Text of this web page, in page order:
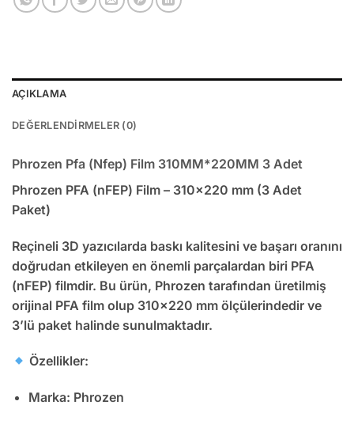
AÇIKLAMA
DEĞERLENDIRMELER (0)
Phrozen Pfa (Nfep) Film 310MM*220MM 3 Adet
Phrozen PFA (nFEP) Film – 310×220 mm (3 Adet
Paket)
Reçineli 3D yazıcılarda baskı kalitesini ve başarı oranını
doğrudan etkileyen en önemli parçalardan biri PFA
(nFEP) filmdir. Bu ürün, Phrozen tarafından üretilmiş
orijinal PFA film olup 310×220 mm ölçülerindedir ve
3’lü paket halinde sunulmaktadır.
Özellikler:
Marka: Phrozen